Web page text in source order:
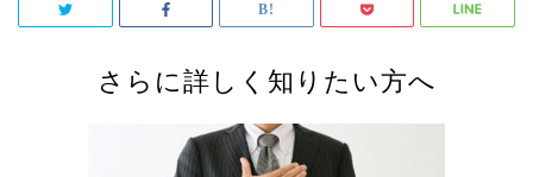
さらに詳しく知りたい方へ